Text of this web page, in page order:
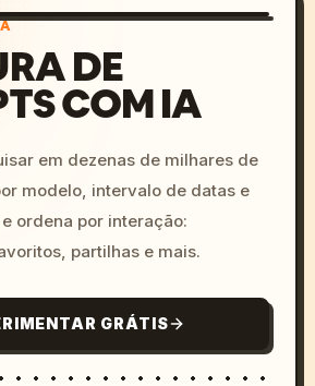
DE
COM IA
em dezenas de milhares de
modelo, intervalo de datas e
ordena por interação:
partilhas e mais.
GRÁTIS